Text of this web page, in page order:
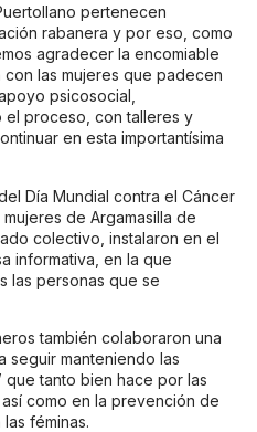
pertenecen
rabanera y por eso, como
agradecer la encomiable
las mujeres que padecen
psicosocial,
el proceso, con talleres y
en esta importantísima
Día Mundial contra el Cáncer
de Argamasilla de
colectivo, instalaron en el
informativa, en la que
las personas que se
también colaboraron una
seguir manteniendo las
que tanto bien hace por las
como en la prevención de
féminas.